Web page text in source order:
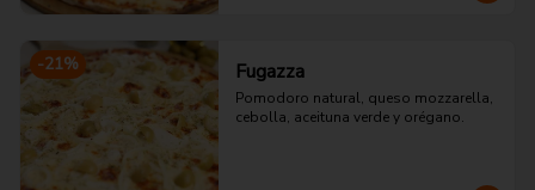
-21% Fugazza
Pomodoro natural, queso mozzarella,
cebolla, aceituna verde y orégano.